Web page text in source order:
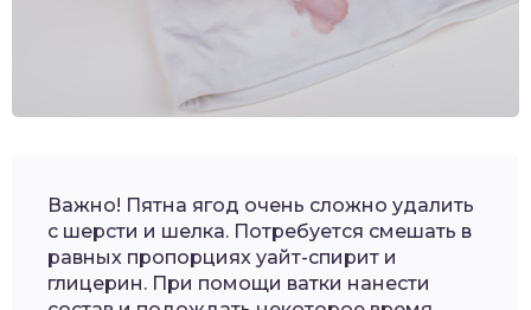
Важно! Пятна ягод очень сложно удалить
с шерсти и шелка. Потребуется смешать в
равных пропорциях уайт-спирит и
глицерин. При помощи ватки нанести